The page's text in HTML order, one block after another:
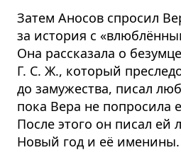
Затем Аносов спросил
за история с
Она рассказала о
Г. С. Ж., который
до замужества, писал
пока Вера не попросила
После этого он писал ей
Новый год и её именины.